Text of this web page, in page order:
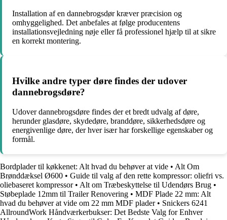
Installation af en dannebrogsdør kræver præcision og
omhyggelighed. Det anbefales at følge producentens
installationsvejledning nøje eller få professionel hjælp til at sikre
en korrekt montering.
Hvilke andre typer døre findes der udover
dannebrogsdøre?
Udover dannebrogsdøre findes der et bredt udvalg af døre,
herunder glasdøre, skydedøre, branddøre, sikkerhedsdøre og
energivenlige døre, der hver især har forskellige egenskaber og
formål.
Bordplader til køkkenet: Alt hvad du behøver at vide • Alt Om
Brønddæksel Ø600 • Guide til valg af den rette kompressor: oliefri vs.
oliebaseret kompressor• Alt om Træbeskyttelse til Udendørs Brug •
Støbeplade 12mm til Trailer Renovering • MDF Plade 22 mm: Alt
hvad du behøver at vide om 22 mm MDF plader• Snickers 6241
AllroundWork Håndværkerbukser: Det Bedste Valg for Enhver